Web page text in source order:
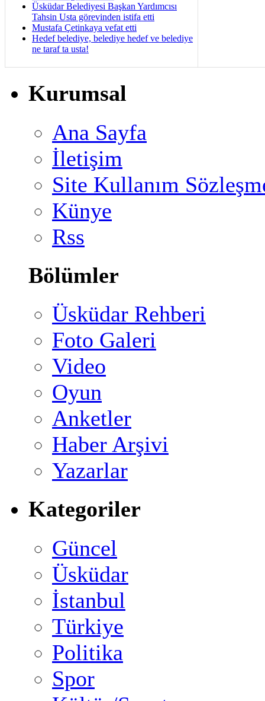
Üsküdar Belediyesi Başkan Yardımcısı
Tahsin Usta görevinden istifa etti
Mustafa Çetinkaya vefat etti
Hedef belediye, belediye hedef ve belediye
ne taraf ta usta!
Kurumsal
Ana Sayfa
İletişim
Site Kullanım
Künye
Rss
Bölümler
Üsküdar Rehberi
Foto Galeri
Video
Oyun
Anketler
Haber Arşivi
Yazarlar
Kategoriler
Güncel
Üsküdar
İstanbul
Türkiye
Politika
Spor